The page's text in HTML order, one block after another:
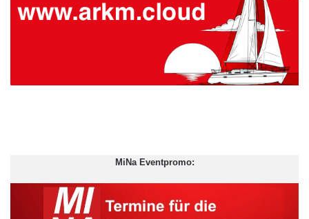
MiNa Eventpromo: